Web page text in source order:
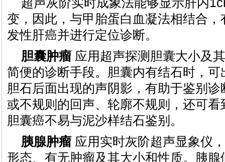
超声灰阶实时成象法能够显示肝内
变，因此，与甲胎蛋白血凝法相结合
发性肝癌并进行定位诊断。
胆囊肿瘤 应用超声探测胆囊大小及
简便的诊断手段。胆囊内有结石时，
胆石后面出现的声阴影，有助于鉴别
或不规则的回声、轮廓不规则，还可
胆囊癌不易与泥沙样结石鉴别。
胰腺肿瘤 应用实时灰阶超声显象仪
形态、有无肿瘤及其大小和性质。胰